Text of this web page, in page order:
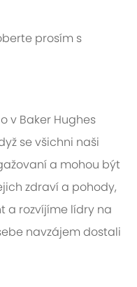
prosím s
v Baker Hughes
se všichni naši
a mohou být
zdraví a pohody,
a rozvíjíme lídry na
navzájem dostali